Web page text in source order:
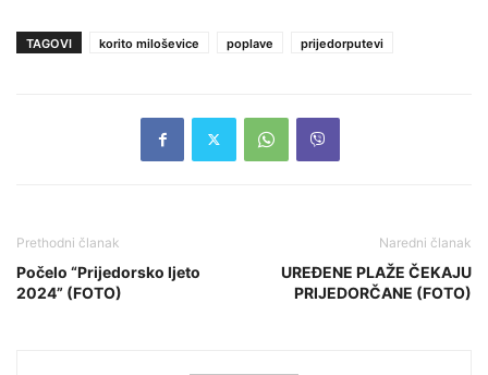
TAGOVI korito miloševice poplave prijedorputevi
Prethodni članak
Počelo “Prijedorsko ljeto
2024” (FOTO)
Naredni članak
UREĐENE PLAŽE ČEKAJU
PRIJEDORČANE (FOTO)